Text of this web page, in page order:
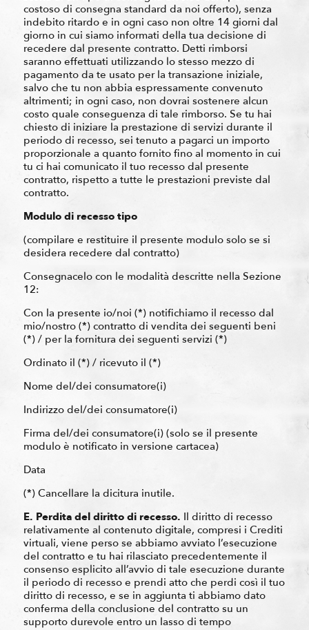
costoso di consegna standard da noi offerto), senza
indebito ritardo e in ogni caso non oltre 14 giorni dal
giorno in cui siamo informati della tua decisione di
recedere dal presente contratto. Detti rimborsi
saranno effettuati utilizzando lo stesso mezzo di
pagamento da te usato per la transazione iniziale,
salvo che tu non abbia espressamente convenuto
altrimenti; in ogni caso, non dovrai sostenere alcun
costo quale conseguenza di tale rimborso. Se tu hai
chiesto di iniziare la prestazione di servizi durante il
periodo di recesso, sei tenuto a pagarci un importo
proporzionale a quanto fornito fino al momento in cui
tu ci hai comunicato il tuo recesso dal presente
contratto, rispetto a tutte le prestazioni previste dal
contratto.
Modulo di recesso tipo
(compilare e restituire il presente modulo solo se si
desidera recedere dal contratto)
Consegnacelo con le modalità descritte nella Sezione
12:
Con la presente io/noi (*) notifichiamo il recesso dal
mio/nostro (*) contratto di vendita dei seguenti beni
(*) / per la fornitura dei seguenti servizi (*)
Ordinato il (*) / ricevuto il (*)
Nome del/dei consumatore(i)
Indirizzo del/dei consumatore(i)
Firma del/dei consumatore(i) (solo se il presente
modulo è notificato in versione cartacea)
Data
(*) Cancellare la dicitura inutile.
E. Perdita del diritto di recesso. Il diritto di recesso
relativamente al contenuto digitale, compresi i Crediti
virtuali, viene perso se abbiamo avviato l’esecuzione
del contratto e tu hai rilasciato precedentemente il
consenso esplicito all’avvio di tale esecuzione durante
il periodo di recesso e prendi atto che perdi così il tuo
diritto di recesso, e se in aggiunta ti abbiamo dato
conferma della conclusione del contratto su un
supporto durevole entro un lasso di tempo